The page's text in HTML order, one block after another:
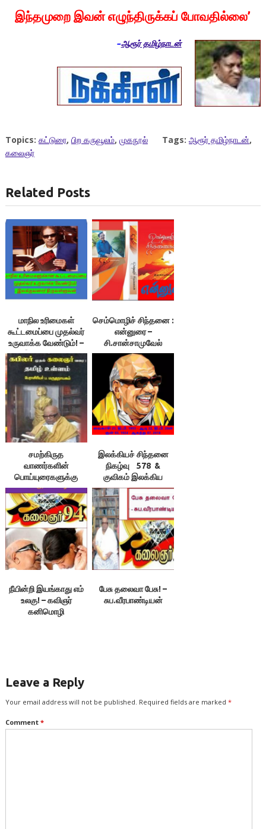
இந்தமுறை இவன் எழுந்திருக்கப் போவதில்லை’
–ஆரூர் தமிழ்நாடன்
Topics: கட்டுரை, பிற கருவூலம், முகநூல் Tags: ஆரூர் தமிழ்நாடன்,
கலைஞர்
Related Posts
மாநில உரிமைகள்
கூட்டமைப்பை முதல்வர்
உருவாக்க வேண்டும்! –
இலக்குவனார்
திருவள்ளுவன்
செம்மொழிச் சிந்தனை :
என்னுரை –
சி.சான்சாமுவேல்
சமற்கிருத
வாணர்களின்
பொய்யுரைகளுக்கு
மறுப்புரைகள் – ப.
மருதநாயகம்
இலக்கியச் சிந்தனை
நிகழ்வு 578 &
குவிகம் இலக்கிய
வாசல் நிகழ்வு 41
நீயின்றி இயங்காது எம்
உலகு! – கவிஞர்
கனிமொழி
பேசு தலைவா பேசு! –
சுப.வீரபாண்டியன்
Leave a Reply
Your email address will not be published. Required fields are marked *
Comment *